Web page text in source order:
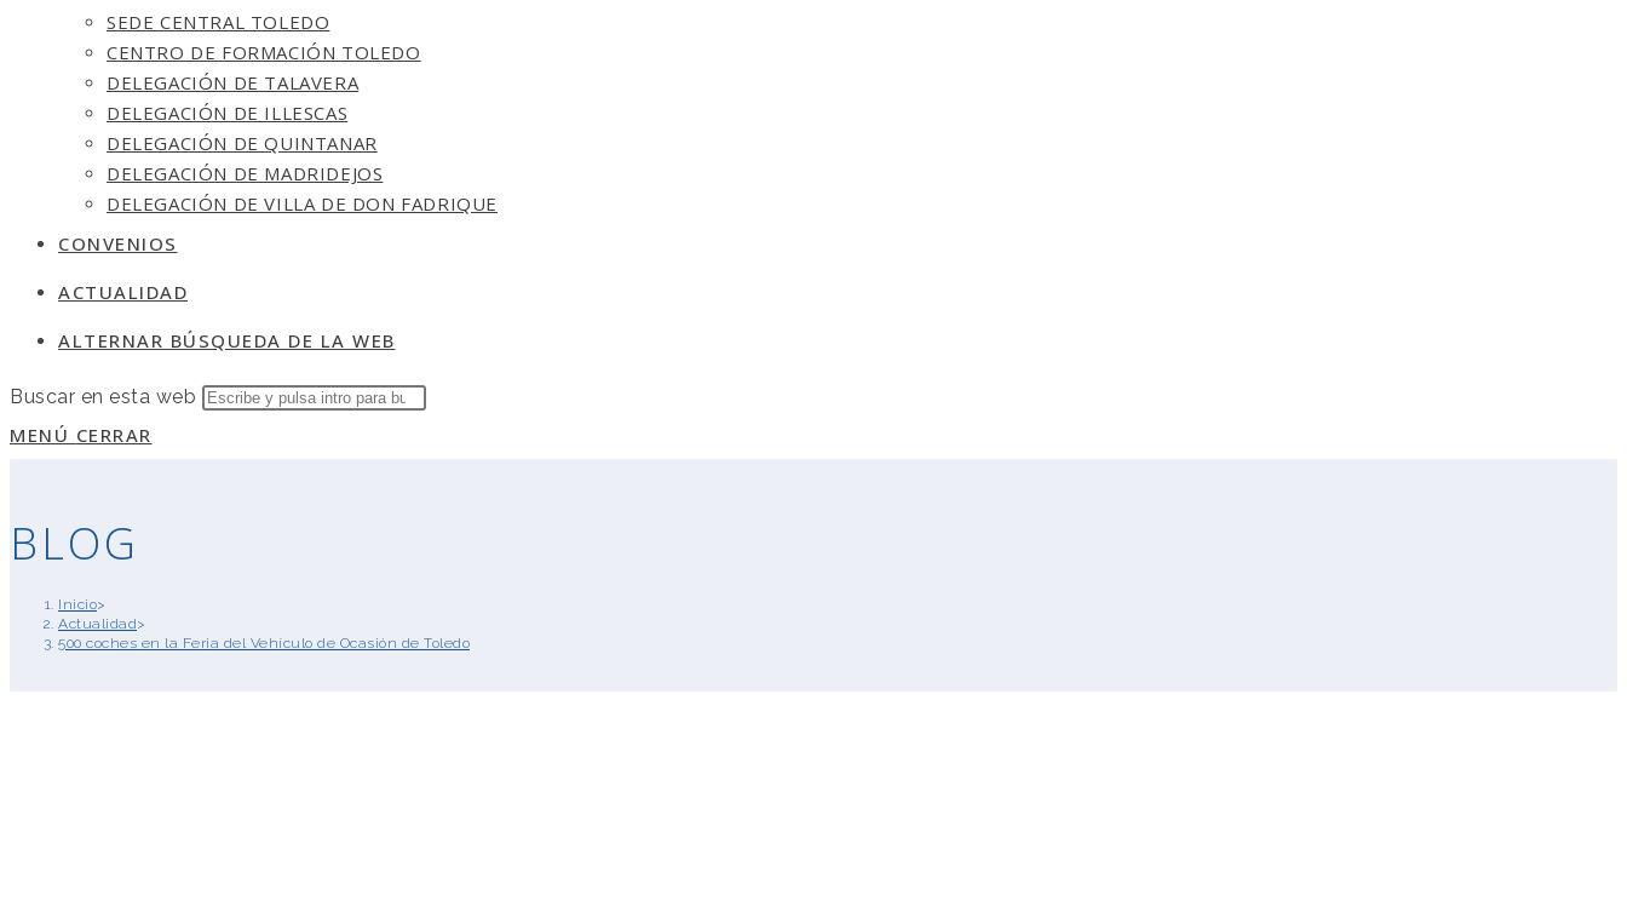
SEDE CENTRAL TOLEDO
CENTRO DE FORMACIÓN TOLEDO
DELEGACIÓN DE TALAVERA
DELEGACIÓN DE ILLESCAS
DELEGACIÓN DE QUINTANAR
DELEGACIÓN DE MADRIDEJOS
DELEGACIÓN DE VILLA DE DON FADRIQUE
CONVENIOS
ACTUALIDAD
ALTERNAR BÚSQUEDA DE LA WEB
Buscar en esta web
MENÚ CERRAR
BLOG
Inicio>
Actualidad>
500 coches en la Feria del Vehículo de Ocasión de Toledo